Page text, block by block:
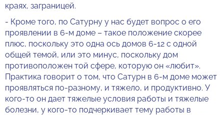
краях, заграницей.
- Кроме того, по Сатурну у нас будет вопрос о его
проявлении в 6-м доме – такое положение скорее
плюс, поскольку это одна ось домов 6-12 с одной
общей темой, или это минус, поскольку дом
противоположен той сфере, которую он «любит».
Практика говорит о том, что Сатурн в 6-м доме может
проявляться по-разному, и тяжело, и продуктивно. У
кого-то он дает тяжелые условия работы и тяжелые
болезни, у кого-то подчеркивает тему работы в